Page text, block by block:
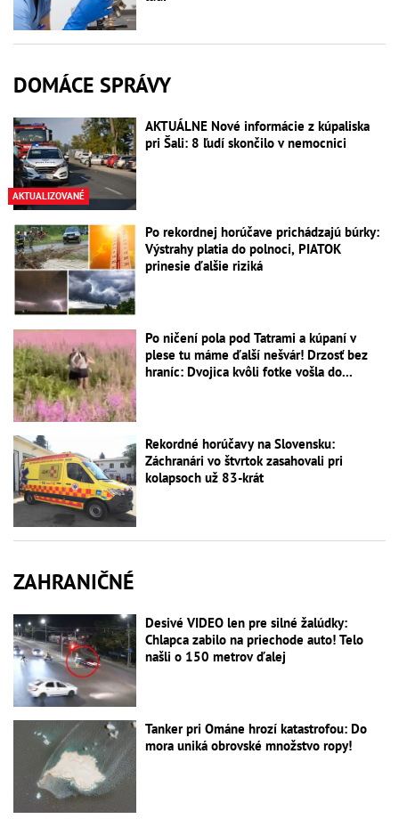
DOMÁCE SPRÁVY
AKTUALIZOVANÉ
AKTUÁLNE Nové informácie z kúpaliska
pri Šali: 8 ľudí skončilo v nemocnici
Po rekordnej horúčave prichádzajú búrky:
Výstrahy platia do polnoci, PIATOK
prinesie ďalšie riziká
Po ničení pola pod Tatrami a kúpaní v
plese tu máme ďalší nešvár! Drzosť bez
hraníc: Dvojica kvôli fotke vošla do...
Rekordné horúčavy na Slovensku:
Záchranári vo štvrtok zasahovali pri
kolapsoch už 83-krát
ZAHRANIČNÉ
Desivé VIDEO len pre silné žalúdky:
Chlapca zabilo na priechode auto! Telo
našli o 150 metrov ďalej
Tanker pri Ománe hrozí katastrofou: Do
mora uniká obrovské množstvo ropy!